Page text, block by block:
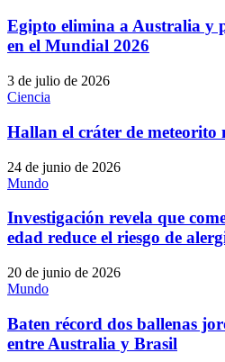
Egipto elimina a Australia y
en el Mundial 2026
3 de julio de 2026
Ciencia
Hallan el cráter de meteorito
24 de junio de 2026
Mundo
Investigación revela que
edad reduce el riesgo de
20 de junio de 2026
Mundo
Baten récord dos ballenas
entre Australia y Brasil